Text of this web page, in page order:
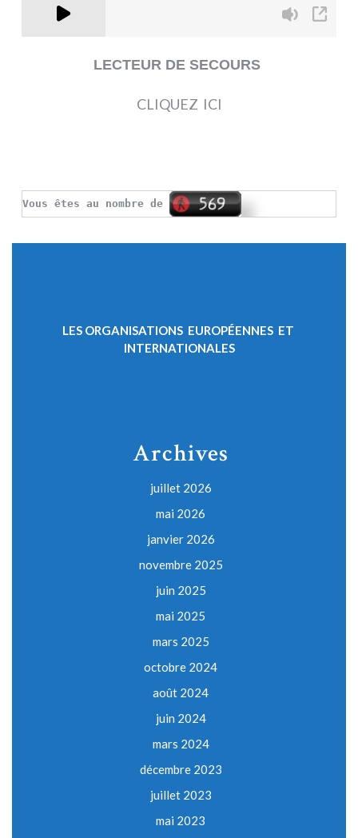
LECTEUR DE SECOURS
CLIQUEZ ICI
Vous êtes au nombre de
LES ORGANISATIONS EUROPÉENNES ET
INTERNATIONALES
Archives
juillet 2026
mai 2026
janvier 2026
novembre 2025
juin 2025
mai 2025
mars 2025
octobre 2024
août 2024
juin 2024
mars 2024
décembre 2023
juillet 2023
mai 2023